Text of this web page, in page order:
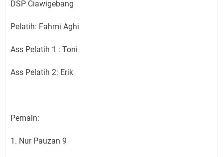
DSP Ciawigebang
Pelatih: Fahmi Aghi
Ass Pelatih 1 : Toni
Ass Pelatih 2: Erik
Pemain:
1. Nur Pauzan 9